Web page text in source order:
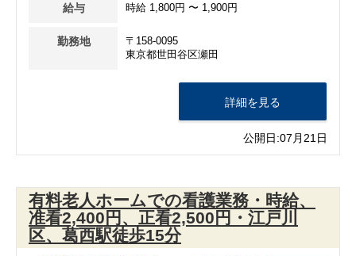
給与 時給 1,800円 〜 1,900円
勤務地
〒158-0095
東京都世田谷区瀬田
詳細を見る
公開日:07月21日
有料老人ホームでの看護業務・時給、
准看2,400円、正看2,500円・江戸川
区、葛西駅徒歩15分